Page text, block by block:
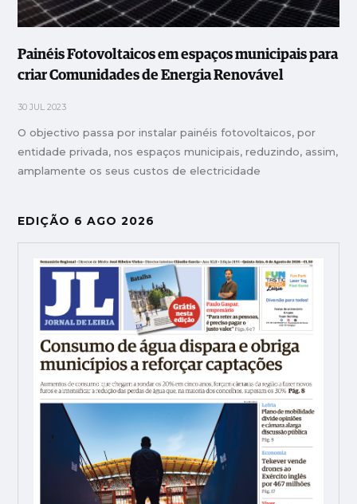
Painéis Fotovoltaicos em espaços municipais para
criar Comunidades de Energia Renovável
30 JUL 2023
O objectivo passa por instalar painéis fotovoltaicos, por
entidade privada, nos espaços municipais, reduzindo, assim,
amplamente os seus custos de electricidade
EDIÇÃO 6 AGO 2026